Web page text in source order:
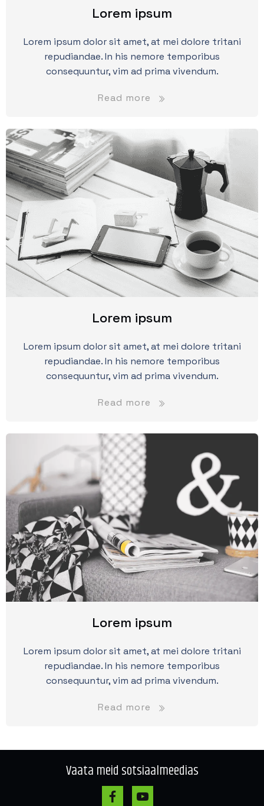
Lorem ipsum
Lorem ipsum dolor sit amet, at mei dolore tritani
repudiandae. In his nemore temporibus
consequuntur, vim ad prima vivendum.
Read more
Lorem ipsum
Lorem ipsum dolor sit amet, at mei dolore tritani
repudiandae. In his nemore temporibus
consequuntur, vim ad prima vivendum.
Read more
Lorem ipsum
Lorem ipsum dolor sit amet, at mei dolore tritani
repudiandae. In his nemore temporibus
consequuntur, vim ad prima vivendum.
Read more
Vaata meid sotsiaalmeedias